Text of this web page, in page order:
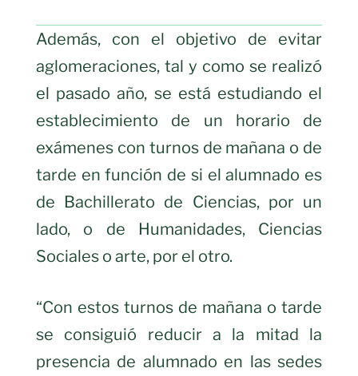
Además, con el objetivo de evitar
aglomeraciones, tal y como se realizó
el pasado año, se está estudiando el
establecimiento de un horario de
exámenes con turnos de mañana o de
tarde en función de si el alumnado es
de Bachillerato de Ciencias, por un
lado, o de Humanidades, Ciencias
Sociales o arte, por el otro.
“Con estos turnos de mañana o tarde
se consiguió reducir a la mitad la
presencia de alumnado en las sedes